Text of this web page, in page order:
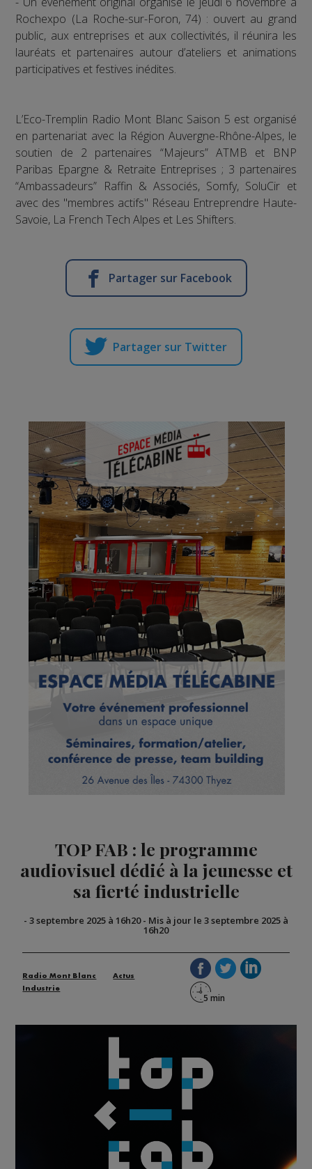
Rochexpo (La Roche-sur-Foron, 74) : ouvert au grand
public, aux entreprises et aux collectivités, il réunira les
lauréats et partenaires autour d’ateliers et animations
participatives et festives inédites.
L’Eco-Tremplin Radio Mont Blanc Saison 5 est organisé
en partenariat avec la Région Auvergne-Rhône-Alpes, le
soutien de 2 partenaires “Majeurs” ATMB et BNP
Paribas Epargne & Retraite Entreprises ; 3 partenaires
“Ambassadeurs” Raffin & Associés, Somfy, SoluCir et
avec des "membres actifs" Réseau Entreprendre Haute-
Savoie, La French Tech Alpes et Les Shifters.
Partager sur Facebook
Partager sur Twitter
TOP FAB : le programme
audiovisuel dédié à la jeunesse et
sa fierté industrielle
- 3 septembre 2025 à 16h20- Mis à jour le 3 septembre 2025 à
16h20
Radio Mont Blanc
Actus
Industrie